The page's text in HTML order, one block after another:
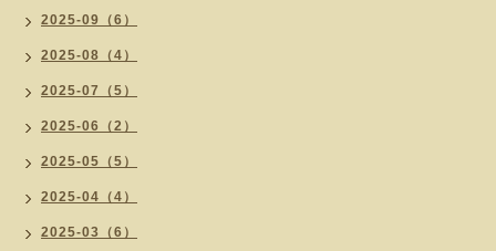
2025-09（6）
2025-08（4）
2025-07（5）
2025-06（2）
2025-05（5）
2025-04（4）
2025-03（6）